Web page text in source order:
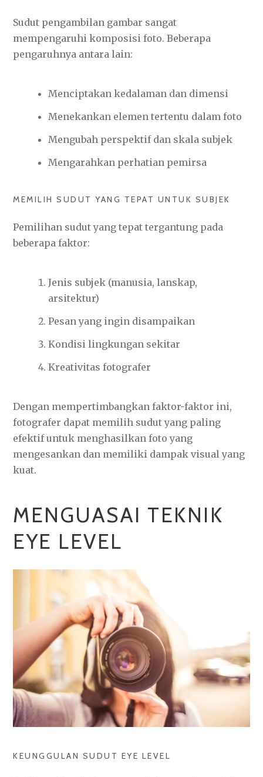
Sudut pengambilan gambar sangat
mempengaruhi komposisi foto. Beberapa
pengaruhnya antara lain:
Menciptakan kedalaman dan dimensi
Menekankan elemen tertentu dalam foto
Mengubah perspektif dan skala subjek
Mengarahkan perhatian pemirsa
MEMILIH SUDUT YANG TEPAT UNTUK SUBJEK
Pemilihan sudut yang tepat tergantung pada
beberapa faktor:
Jenis subjek (manusia, lanskap,
arsitektur)
Pesan yang ingin disampaikan
Kondisi lingkungan sekitar
Kreativitas fotografer
Dengan mempertimbangkan faktor-faktor ini,
fotografer dapat memilih sudut yang paling
efektif untuk menghasilkan foto yang
mengesankan dan memiliki dampak visual yang
kuat.
MENGUASAI TEKNIK
EYE LEVEL
KEUNGGULAN SUDUT EYE LEVEL